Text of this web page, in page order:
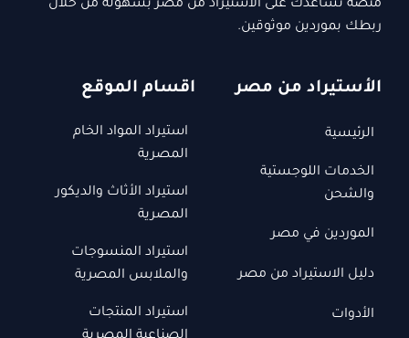
منصة تساعدك على الاستيراد من مصر بسهولة من خلال
ربطك بموردين موثوقين.
الأستيراد من مصر
الرئيسية
الخدمات اللوجستية
والشحن
الموردين في مصر
دليل الاستيراد من مصر
الأدوات
اقسام الموقع
استيراد المواد الخام
المصرية
استيراد الأثاث والديكور
المصرية
استيراد المنسوجات
والملابس المصرية
استيراد المنتجات